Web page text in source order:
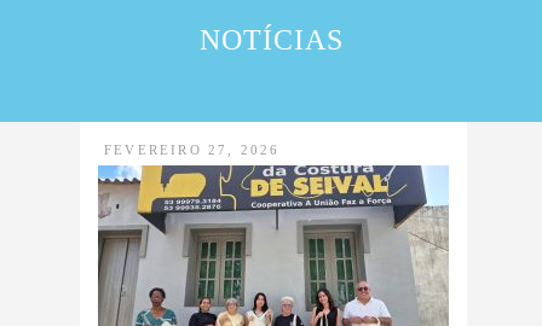
NOTÍCIAS
FEVEREIRO 27, 2026